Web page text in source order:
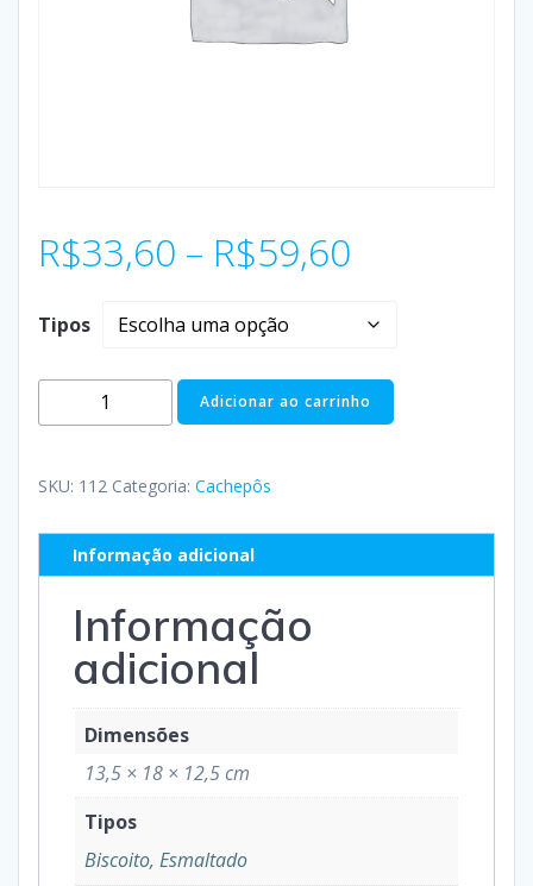
R$33,60 – R$59,60
Tipos
Adicionar ao carrinho
SKU: 112 Categoria: Cachepôs
Informação adicional
Informação
adicional
Dimensões
13,5 × 18 × 12,5 cm
Tipos
Biscoito, Esmaltado